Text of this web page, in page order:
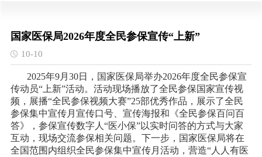
国家医保局2026年度全民参保宣传“上新”
10-10
2025年9月30日，国家医保局举办2026年度全民参保宣
传动员“上新”活动。活动现场播放了全民参保国家宣传视
频，展播“全民参保视频大赛”25部优秀作品，展示了全民
参保集中宣传月宣传口号、宣传海报和《全民参保百问百
答》，参保宣传数字人“医小保”以实时问答的方式与大家
互动，现场交流参保相关问题。下一步，国家医保局将在
全国范围内组织全民参保集中宣传月活动，营造“人人有医